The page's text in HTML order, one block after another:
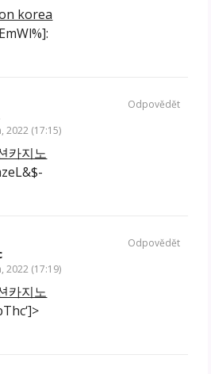
korea
2022 (17:15)
카지노
Odpovědět
2022 (17:19)
카지노
Odpovědět